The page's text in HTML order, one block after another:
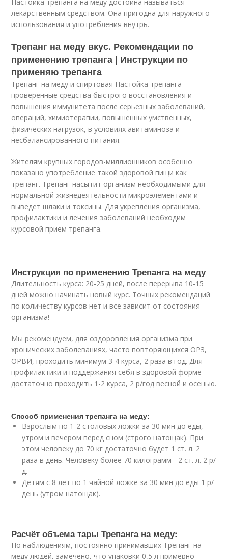
лекарственным средством. Она пригодна для наружного
использования и употребления внутрь.
Трепанг на меду вкус. Рекомендации по
применению трепанга | Инструкции по
применяю трепанга
Трепанг на меду и спиртовая Настойка трепанга –
проверенные средства быстрого восстановления и
повышения иммунитета после серьезных заболеваний,
операций, химиотерапии, повышенных умственных,
физических нагрузок, в условиях авитаминоза и
несбалансированного питания.
Жителям крупных городов-миллионников особенно
показано употребление такой здоровой пищи как
трепанг. Трепанг насытит организм необходимыми для
нормальной жизнедеятельности микроэлементами и
выведет шлаки и токсины. Для укрепления организма,
профилактики и лечения заболеваний необходим
курсовой прием трепанга.
Инструкция по применению Трепанга на меду
Длительность курса: 20-25 дней, после перерыва 10-15
дней можно начинать новый курс. Точных рекомендаций
по количеству курсов нет и все зависит от состояния
организма!
Мы рекомендуем, для оздоровления организма при
хронических заболеваниях, часто повторяющихся ОРЗ,
ОРВИ, проходить минимум 3-4 курса, 2 раза в год. Для
профилактики и поддержания себя в здоровой форме
достаточно проходить 1-2 курса, 2 р/год весной и осенью.
Способ применения трепанга на меду:
Взрослым по 1-2 столовых ложки за 30 мин до еды,
утром и вечером перед сном (строго натощак). При
этом человеку до 70 кг достаточно будет 1 ст. л. 2
раза в день. Человеку более 70 килограмм - 2 ст. л. 2 р/
д.
Детям с 8 лет по 1 чайной ложке за 30 мин до еды 1 р/
день (утром натощак).
Расчёт объема тары Трепанга на меду:
По наблюдениям, постоянно принимавших Трепанг на
меду людей, замечено, что упаковки 0,5 л примерно